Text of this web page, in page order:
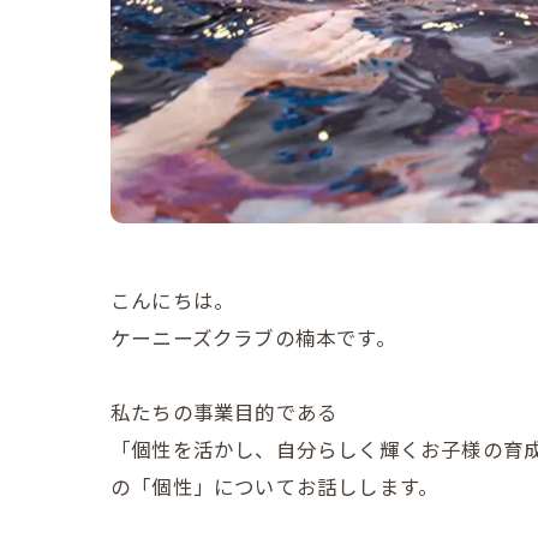
こんにちは。
ケーニーズクラブの楠本です。
私たちの事業目的である
「個性を活かし、自分らしく輝くお子様の育
の「個性」についてお話しします。